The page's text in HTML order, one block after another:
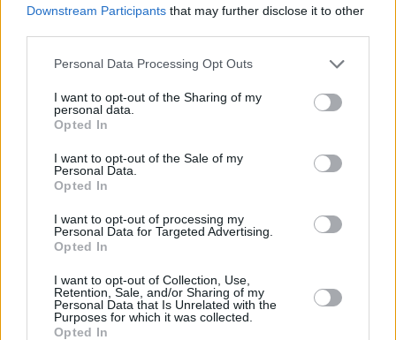
Downstream Participants that may further disclose it to other
Please note that this website/app uses one or more Google
not limited to your visit or usage behaviour. You may click to
grant or deny consent to Google and its third-party tags to
use your data for below specified purposes in below Google
consent section.
Personal Data Processing Opt Outs
I want to opt-out of the Sharing of my
personal data.
Opted In
I want to opt-out of the Sale of my
Personal Data.
Opted In
I want to opt-out of processing my
Personal Data for Targeted Advertising.
Opted In
I want to opt-out of Collection, Use,
Retention, Sale, and/or Sharing of my
Personal Data that Is Unrelated with the
Purposes for which it was collected.
Opted In
December 8, 2025
Ungheria dopo 5 mesi di blocco